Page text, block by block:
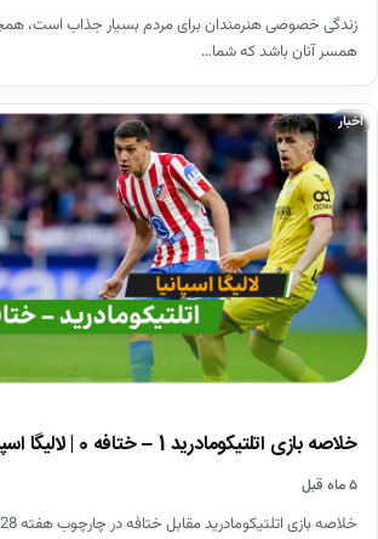
زندگی خصوصی هنرمندان برای مردم بسیار جذاب است،
همسر آنان باشد که شما…
اخبار
خلاصه بازی اتلتیکومادرید 1 – ختافه 0 | لالیگا اسپانیا
۵ ماه قبل
خلاصه بازی اتلتیکومادرید مقابل ختافه در چارچوب هفته 28 لالیگا فصل 26-2025